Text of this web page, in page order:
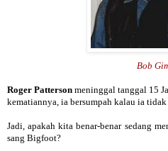
Bob
Roger Patterson meninggal tanggal 15
kematiannya, ia bersumpah kalau ia
Jadi, apakah kita benar-benar sedang
sang Bigfoot?